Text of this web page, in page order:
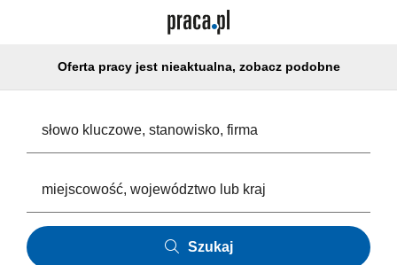
Oferta pracy jest nieaktualna, zobacz podobne
Szukaj